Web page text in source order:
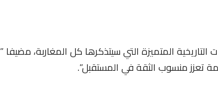
المتميزة التي سيتذكرها كل المغاربة، مضيفا ”
تعزز منسوب الثقة في المستقبل”.